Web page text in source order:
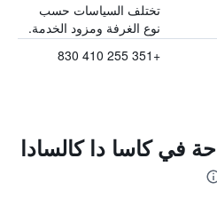
تختلف السياسات حسب
نوع الغرفة ومزود الخدمة.
+351 255 410 830
في كاسا دا كالسادا